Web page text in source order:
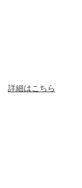
詳細はこちら